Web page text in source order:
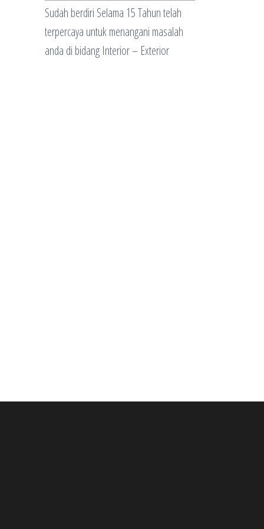
Sudah berdiri Selama 15 Tahun telah
terpercaya untuk menangani masalah
anda di bidang Interior – Exterior